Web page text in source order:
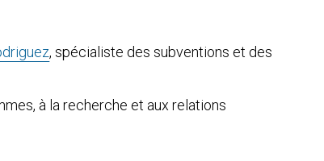
, spécialiste des subventions et des
à la recherche et aux relations